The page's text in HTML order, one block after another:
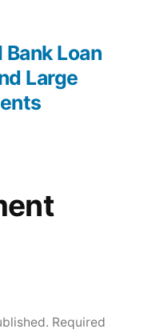
Loan
Large
Required